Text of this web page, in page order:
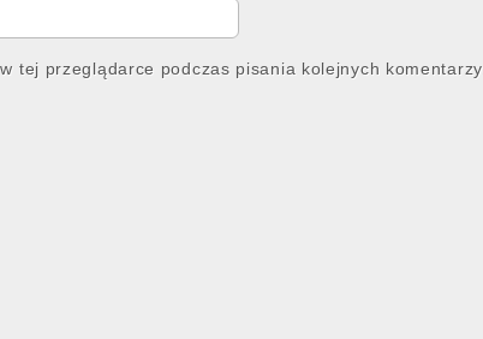
tej przeglądarce podczas pisania kolejnych komentarzy.